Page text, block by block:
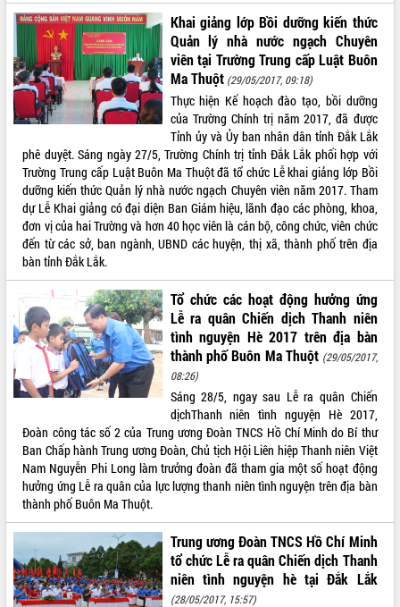
Phát động chiến dịch 30 ngày đêm
giải phóng mặt bằng Tuyến đường bộ
ven biển
Đắk Lắk nỗ lực thúc đẩy tăng trưởng
kinh tế từ 10% trở lên trong Quý
II/2026
Đắk Lắk ký kết thỏa thuận hợp tác về
chuyển đổi số giai đoạn 2026 – 2030
với Tập đoàn Bưu chính Viễn thông
Việt Nam
Thứ trưởng Bộ Y tế làm việc với tỉnh
Đắk Lắk về phát triển nhân lực y tế
cho trạm y tế cấp xã
Du lịch Đắk Lắk nâng tầm trải nghiệm
du khách thông qua Hệ thống cơ sở dữ
liệu và Bản đồ số
Tập huấn ứng dụng trí tuệ nhân tạo (AI)
trong thương mại điện tử năm 2026
Đoàn đại biểu Quốc hội tỉnh Đắk Lắk
trao đổi thông tin trước Kỳ họp thứ
nhất, Quốc hội khóa XVI
Quyết liệt cải cách hành chính, khơi
thông nguồn lực phát triển
Nâng cao hiệu lực, hiệu quả HĐND
tỉnh thông qua hiện đại hóa hành chính
Xã Ea Phê gắn cải cách hành chính với
chuyển đổi số
Phó Chủ tịch Thường trực UBND tỉnh
Hồ Thị Nguyên Thảo làm việc tại Trung
tâm Phục vụ hành chính công xã Ea
Phê
Khai giảng lớp Bồi dưỡng kiến thức
Quản lý nhà nước ngạch Chuyên
viên tại Trường Trung cấp Luật Buôn
Ma Thuột (29/05/2017, 09:18)
Thực hiện Kế hoạch đào tạo, bồi dưỡng
của Trường Chính trị năm 2017, đã được
Tỉnh ủy và Ủy ban nhân dân tỉnh Đắk Lắk
phê duyệt. Sáng ngày 27/5, Trường Chính trị tỉnh Đắk Lắk phối hợp với
Trường Trung cấp Luật Buôn Ma Thuột đã tổ chức Lễ khai giảng lớp Bồi
dưỡng kiến thức Quản lý nhà nước ngạch Chuyên viên năm 2017. Tham
dự Lễ Khai giảng có đại diện Ban Giám hiệu, lãnh đạo các phòng, khoa,
đơn vị của hai Trường và hơn 40 học viên là cán bộ, công chức, viên chức
đến từ các sở, ban ngành, UBND các huyện, thị xã, thành phố trên địa
bàn tỉnh Đắk Lắk.
Tổ chức các hoạt động hưởng ứng
Lễ ra quân Chiến dịch Thanh niên
tình nguyện Hè 2017 trên địa bàn
thành phố Buôn Ma Thuột (29/05/2017,
08:26)
Sáng 28/5, ngay sau Lễ ra quân Chiến
dịchThanh niên tình nguyện Hè 2017,
Đoàn công tác số 2 của Trung ương Đoàn TNCS Hồ Chí Minh do Bí thư
Ban Chấp hành Trung ương Đoàn, Chủ tịch Hội Liên hiệp Thanh niên Việt
Nam Nguyễn Phi Long làm trưởng đoàn đã tham gia một số hoạt động
hưởng ứng Lễ ra quân của lực lượng thanh niên tình nguyện trên địa bàn
thành phố Buôn Ma Thuột.
Trung ương Đoàn TNCS Hồ Chí Minh
tổ chức Lễ ra quân Chiến dịch Thanh
niên tình nguyện hè tại Đắk Lắk
(28/05/2017, 15:57)